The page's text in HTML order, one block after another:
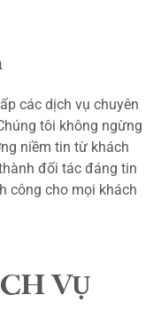
các dịch vụ chuyên
tôi không ngừng
niềm tin từ khách
đối tác đáng tin
công cho mọi khách
VỤ